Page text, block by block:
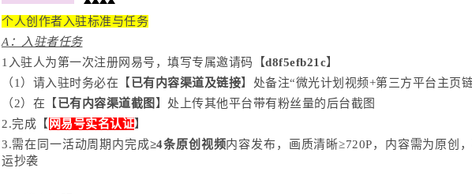
个人创作者入驻标准与任务
A：入驻者任务
1入驻人为第一次注册网易号，填写专属邀请码【d8f5efb21c】
（ 1）请入驻时务必在【 已有内容渠道及链接】处备注“微光计划视频+第三方平台主页
（ 2）在【 已有内容渠道截图 】处上传其他平台带有粉丝量的后台截图
2.完成【 网易号实名认证】
3.需在同一活动周期内完成≥4条原创视频内容发布，画质清晰≥720P，内容需为原创
运抄袭